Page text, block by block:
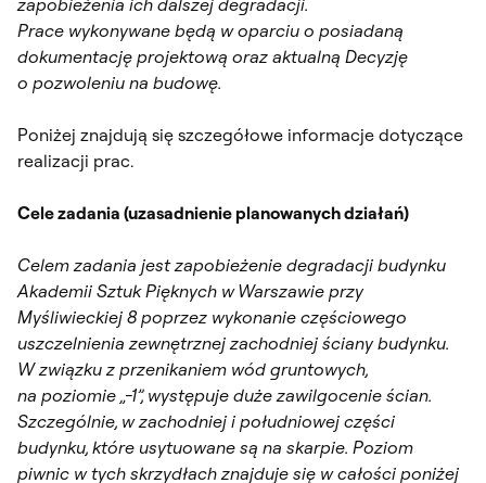
Prace wykonywane będą w oparciu o posiadaną
dokumentację projektową oraz aktualną Decyzję
o pozwoleniu na budowę.
Poniżej znajdują się szczegółowe informacje dotyczące
realizacji prac.
Cele zadania (uzasadnienie planowanych działań)
Celem zadania jest zapobieżenie degradacji budynku
Akademii Sztuk Pięknych w Warszawie przy
Myśliwieckiej 8 poprzez wykonanie częściowego
uszczelnienia zewnętrznej zachodniej ściany budynku.
W związku z przenikaniem wód gruntowych,
na poziomie „-1”, występuje duże zawilgocenie ścian.
Szczególnie, w zachodniej i południowej części
budynku, które usytuowane są na skarpie. Poziom
piwnic w tych skrzydłach znajduje się w całości poniżej